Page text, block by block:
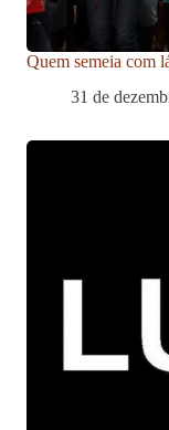
Quem semeia com
31 de